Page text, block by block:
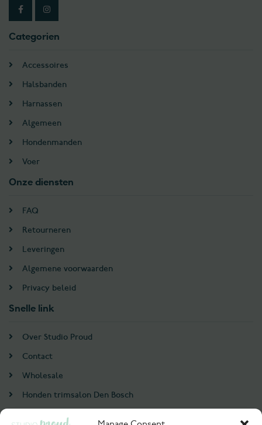
Categorien
Accessoires
Halsbanden
Harnassen
Algemeen
Hondenmanden
Voer
Onze diensten
FAQ
Retourneren
Leveringen
Algemene voorwaarden
Privacy beleid
Snelle link
Over Studio Proud
Contact
Wholesale
Honden trimsalon Den Bosch